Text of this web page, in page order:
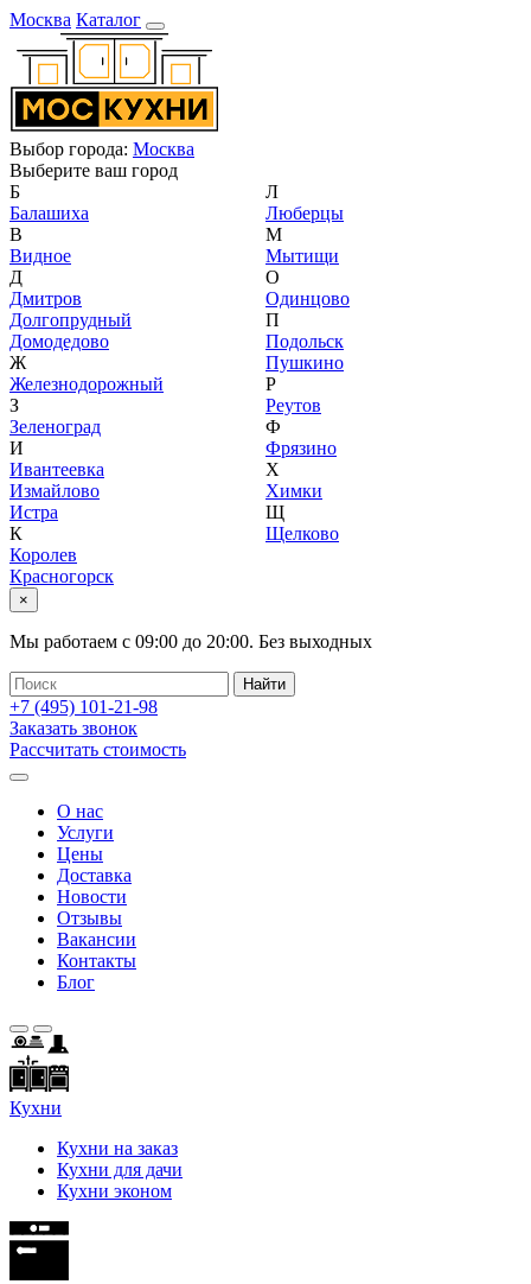
Москва Каталог
Выбор города: Москва
Выберите ваш город
Б
Балашиха
В
Видное
Д
Дмитров
Долгопрудный
Домодедово
Ж
Железнодорожный
З
Зеленоград
И
Ивантеевка
Измайлово
Истра
К
Королев
Красногорск
Л
Люберцы
М
Мытищи
О
Одинцово
П
Подольск
Пушкино
Р
Реутов
Ф
Фрязино
Х
Химки
Щ
Щелково
×
Мы работаем с 09:00 до 20:00. Без выходных
+7 (495) 101-21-98
Заказать звонок
Рассчитать стоимость
О нас
Услуги
Цены
Доставка
Новости
Отзывы
Вакансии
Контакты
Блог
Кухни
Кухни на заказ
Кухни для дачи
Кухни эконом